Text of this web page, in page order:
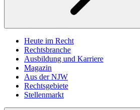
Heute im Recht
Rechtsbranche
Ausbildung und Karriere
Magazin
Aus der NJW
Rechtsgebiete
Stellenmarkt